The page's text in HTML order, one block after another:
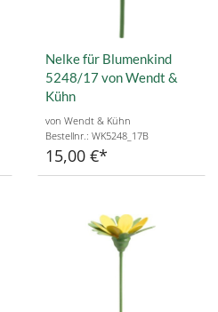
Nelke für Blumenkind
5248/17 von Wendt &
Kühn
von Wendt & Kühn
Bestellnr.: WK5248_17B
15,00 €